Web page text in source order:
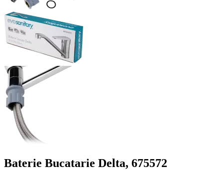
Baterie Bucatarie Delta, 675572